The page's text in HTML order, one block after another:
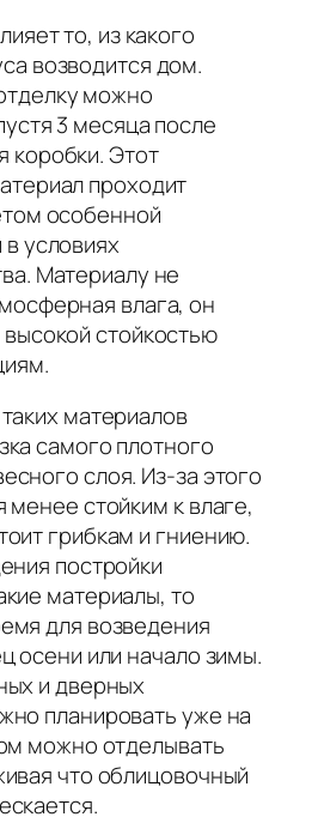
то, из какого
возводится дом.
можно
3 месяца после
коробки. Этот
проходит
особенной
условиях
Материалу не
влага, он
стойкостью
материалов
самого плотного
слоя. Из-за этого
менее стойким к влаге,
грибкам и гниению.
постройки
материалы, то
для возведения
осени или начало зимы.
и дверных
планировать уже на
можно отделывать
что облицовочный